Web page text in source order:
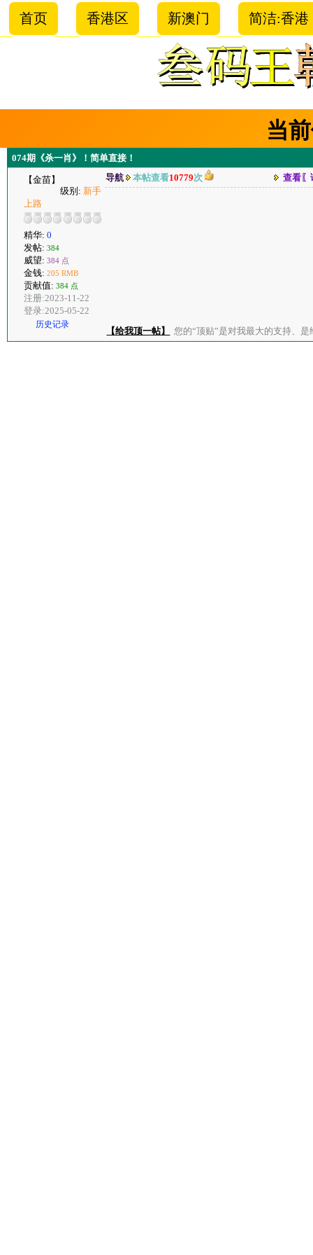
首页 香港区 新澳门 简洁:香港
当
074期《杀一肖》！简单直接！
【金苗】
级别: 新手
上路
精华: 0
发帖: 384
威望: 384 点
金钱: 205 RMB
贡献值: 384 点
注册:2023-11-22
登录:2025-05-22
历史记录
导航 本帖查看10779次 查看〖
【给我顶一帖】 您的“顶贴”是对我最大的支持、